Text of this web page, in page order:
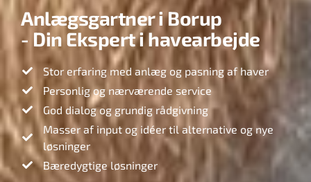
Anlægsgartner i Borup
- Din Ekspert i havearbejde
Stor erfaring med anlæg og pasning af haver
Personlig og nærværende service
God dialog og grundig rådgivning
Masser af input og idéer til alternative og nye
løsninger
Bæredygtige løsninger